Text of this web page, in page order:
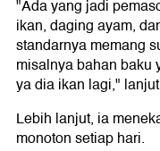
"Ada yang jadi
ikan, daging ayam,
standarnya memang
misalnya bahan baku
ya dia ikan lagi,"
Lebih lanjut, ia
monoton setiap hari.